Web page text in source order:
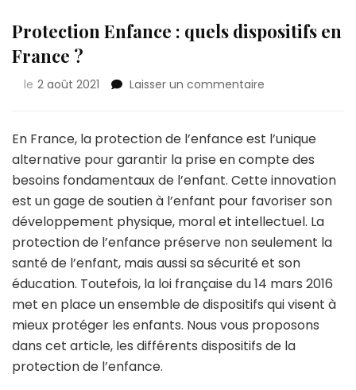
Protection Enfance : quels dispositifs en
France ?
le 2 août 2021 Laisser un commentaire
:
dispositifs
en
France
?
En France, la protection de l’enfance est l’unique
alternative pour garantir la prise en compte des
besoins fondamentaux de l’enfant. Cette innovation
est un gage de soutien à l’enfant pour favoriser son
développement physique, moral et intellectuel. La
protection de l’enfance préserve non seulement la
santé de l’enfant, mais aussi sa sécurité et son
éducation. Toutefois, la loi française du 14 mars 2016
met en place un ensemble de dispositifs qui visent à
mieux protéger les enfants. Nous vous proposons
dans cet article, les différents dispositifs de la
protection de l’enfance.